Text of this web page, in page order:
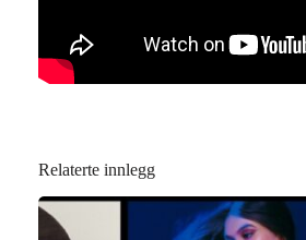
Relaterte innlegg